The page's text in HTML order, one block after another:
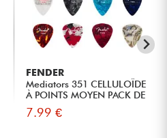
FENDER
Mediators 351 CELLULOÏDE
À POINTS MOYEN PACK DE
...
7.99 €